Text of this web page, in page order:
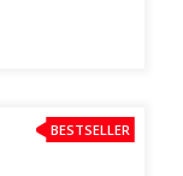
BESTSELLER